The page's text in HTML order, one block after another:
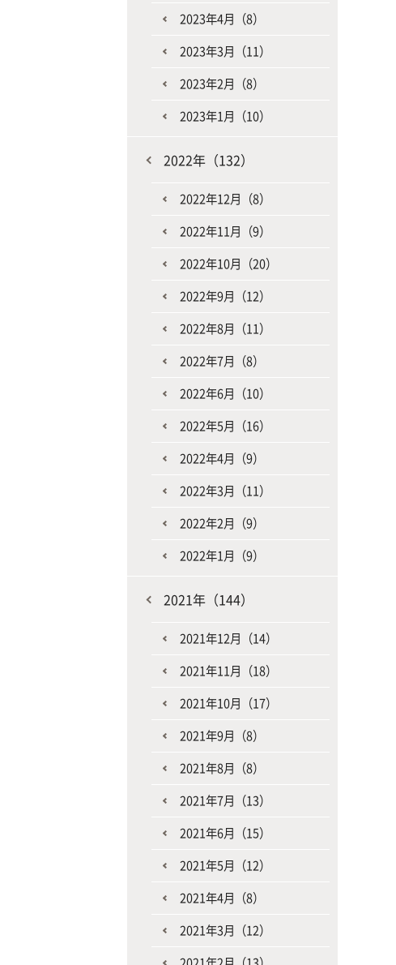
2023年4月（8）
2023年3月（11）
2023年2月（8）
2023年1月（10）
2022年（132）
2022年12月（8）
2022年11月（9）
2022年10月（20）
2022年9月（12）
2022年8月（11）
2022年7月（8）
2022年6月（10）
2022年5月（16）
2022年4月（9）
2022年3月（11）
2022年2月（9）
2022年1月（9）
2021年（144）
2021年12月（14）
2021年11月（18）
2021年10月（17）
2021年9月（8）
2021年8月（8）
2021年7月（13）
2021年6月（15）
2021年5月（12）
2021年4月（8）
2021年3月（12）